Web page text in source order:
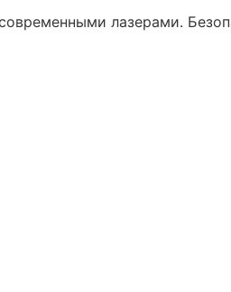
лазерами.